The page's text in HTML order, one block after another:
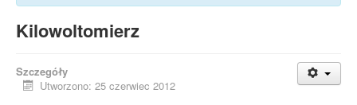
Kilowoltomierz
Szczegóły
Utworzono: 25 czerwiec 2012